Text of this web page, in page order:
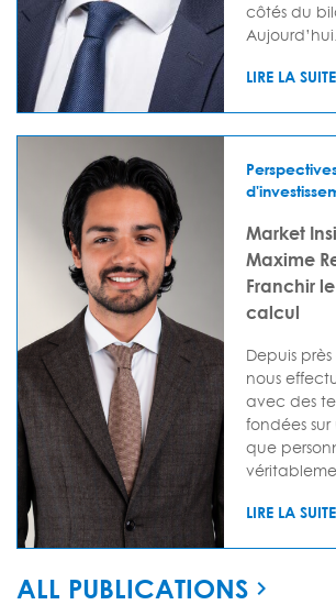
côtés du
LIRE LA SUITE
Market
Maxime
Franchir
calcul
Depuis
nous
avec des
fondées
que
LIRE LA SUITE
ALL PUBLICATIONS